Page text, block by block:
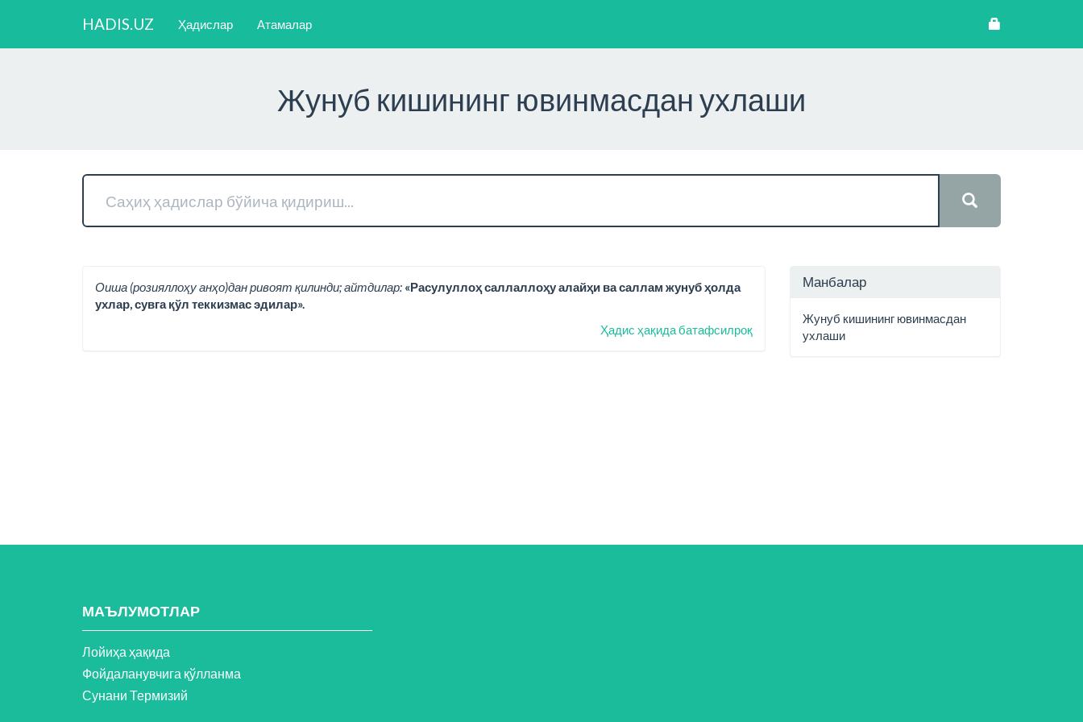
HADIS.UZ Ҳадислар Атамалар
Жунуб кишининг ювинмасдан ухлаши
Оиша (розияллоҳу анҳо)дан ривоят қилинди; айтдилар: «Расулуллоҳ саллаллоҳу алайҳи ва саллам жунуб ҳолда
ухлар, сувга қўл теккизмас эдилар».
Ҳадис ҳақида батафсилроқ
Манбалар
Жунуб кишининг ювинмасдан
ухлаши
МАЪЛУМОТЛАР
Лойиҳа ҳақида
Фойдаланувчига қўлланма
Сунани Термизий